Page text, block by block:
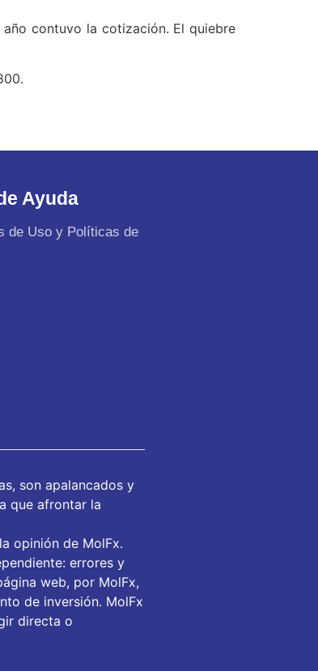
contuvo la cotización. El quiebre
Ayuda
de Uso y Políticas de
son apalancados y
que afrontar la
opinión de MolFx.
errores y
web, por MolFx,
de inversión. MolFx
directa o